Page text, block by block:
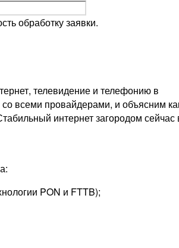
обработку заявки.
телевидение и телефонию в
провайдерами, и объясним
интернет загородом
PON и FTTB);